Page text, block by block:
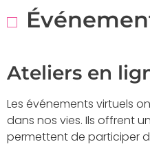
Ateliers en
Les événements virtuels
dans nos vies. Ils offrent
permettent de participer